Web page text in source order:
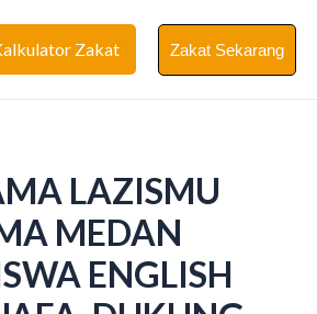
Zakat Zakat Sekarang
LAZISMU
MEDAN
ENGLISH